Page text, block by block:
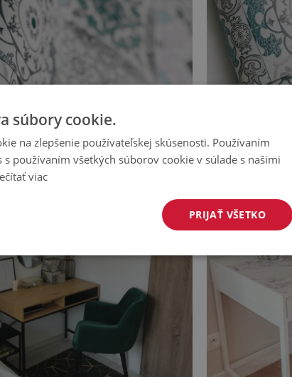
súbory cookie.
na zlepšenie používateľskej skúsenosti. Používaním
používaním všetkých súborov cookie v súlade s našimi
viac
PRIJAŤ VŠETKO